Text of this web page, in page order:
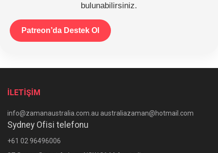
bulunabilirsiniz.
Patreon’da Destek Ol
İLETİŞİM
info@zamanaustralia.com.au australiazaman@hotmail.com
Sydney Ofisi telefonu
+61 02 96496006